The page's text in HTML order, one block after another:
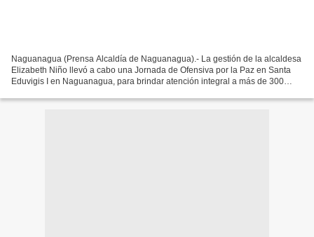
Naguanagua (Prensa Alcaldía de Naguanagua).- La gestión de la alcaldesa
Elizabeth Niño llevó a cabo una Jornada de Ofensiva por la Paz en Santa
Eduvigis I en Naguanagua, para brindar atención integral a más de 300